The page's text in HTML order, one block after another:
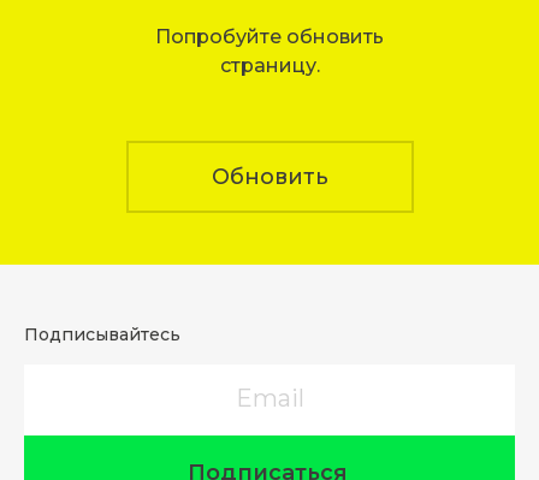
Попробуйте обновить
страницу.
Обновить
Подписывайтесь
Подписаться